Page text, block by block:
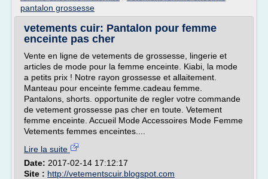
pantalon grossesse
vetements cuir: Pantalon pour femme
enceinte pas cher
Vente en ligne de vetements de grossesse, lingerie et
articles de mode pour la femme enceinte. Kiabi, la mode
a petits prix ! Notre rayon grossesse et allaitement.
Manteau pour enceinte femme.cadeau femme.
Pantalons, shorts. opportunite de regler votre commande
de vetement grossesse pas cher en toute. Vetement
femme enceinte. Accueil Mode Accessoires Mode Femme
Vetements femmes enceintes....
Lire la suite
Date: 2017-02-14 17:12:17
Site : http://vetementscuir.blogspot.com